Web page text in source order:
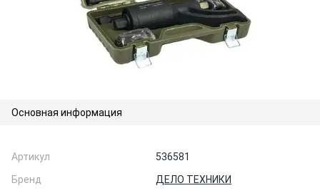
Основная информация
Артикул
536581
Бренд
ДЕЛО ТЕХНИКИ